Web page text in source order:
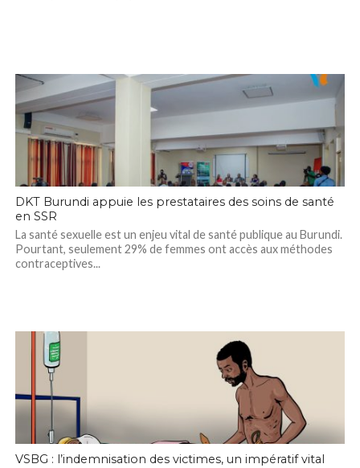
DKT Burundi appuie les prestataires des soins de santé
en SSR
La santé sexuelle est un enjeu vital de santé publique au Burundi.
Pourtant, seulement 29% de femmes ont accès aux méthodes
contraceptives...
VSBG : l’indemnisation des victimes, un impératif vital